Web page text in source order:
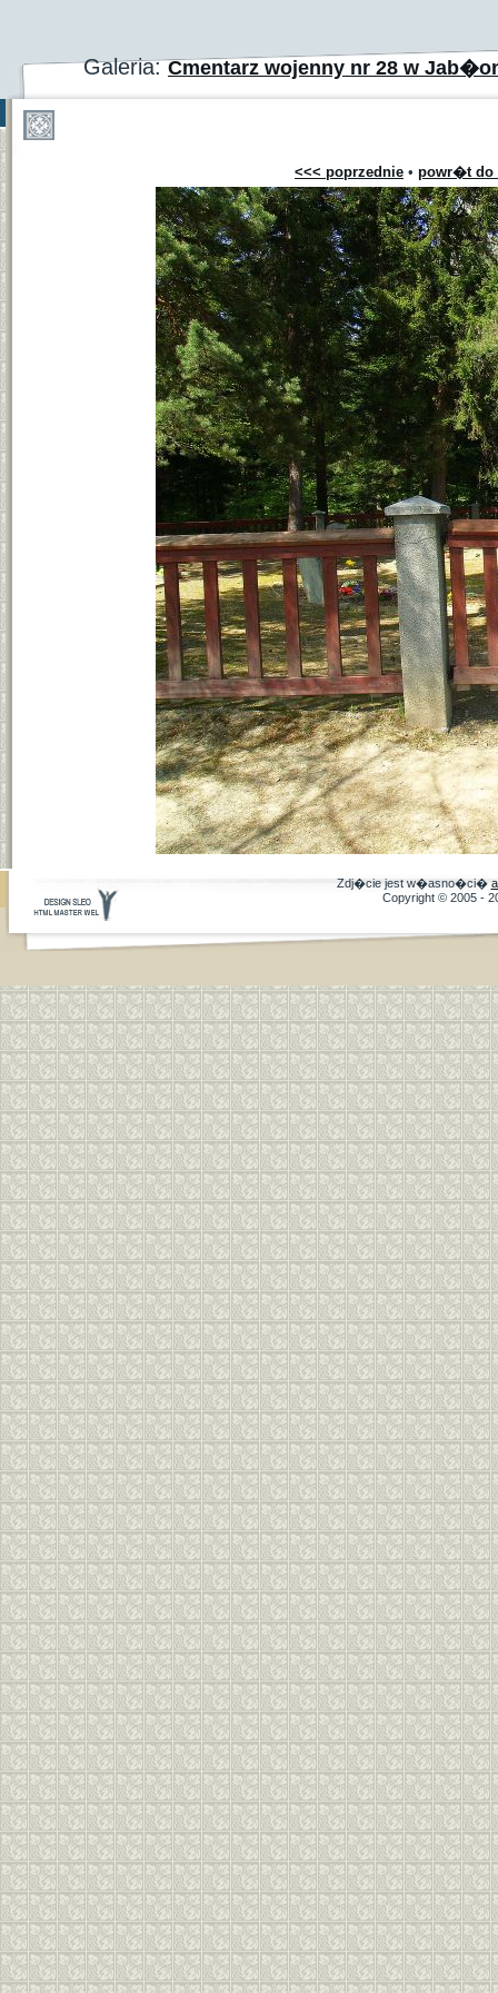
Galeria:Cmentarz wojenny nr 28 w
<<< poprzednie • powr�t do
Zdj�cie jest w�asno�ci�
Copyright © 2005 -